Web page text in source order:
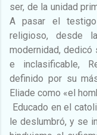
ser, de la unidad
A pasar el
religioso, desde
modernidad, dedicó
e inclasificable,
definido por su
Eliade como «el
Educado en el
le deslumbró, y se